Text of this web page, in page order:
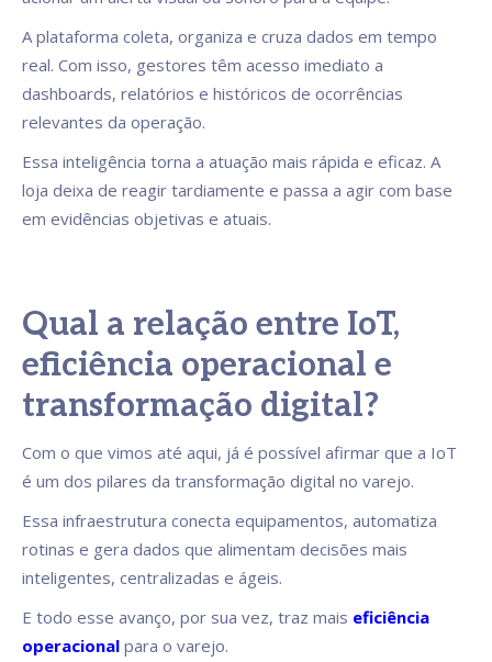
A plataforma coleta, organiza e cruza dados em tempo
real. Com isso, gestores têm acesso imediato a
dashboards, relatórios e históricos de ocorrências
relevantes da operação.
Essa inteligência torna a atuação mais rápida e eficaz. A
loja deixa de reagir tardiamente e passa a agir com base
em evidências objetivas e atuais.
Qual a relação entre IoT,
eficiência operacional e
transformação digital?
Com o que vimos até aqui, já é possível afirmar que a IoT
é um dos pilares da transformação digital no varejo.
Essa infraestrutura conecta equipamentos, automatiza
rotinas e gera dados que alimentam decisões mais
inteligentes, centralizadas e ágeis.
E todo esse avanço, por sua vez, traz mais eficiência
operacional para o varejo.